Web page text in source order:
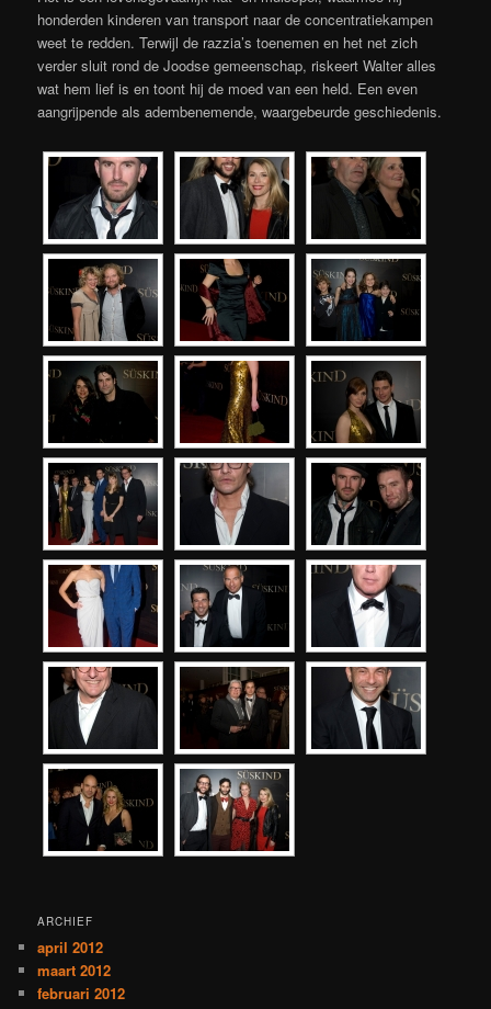
honderden kinderen van transport naar de concentratiekampen
weet te redden. Terwijl de razzia’s toenemen en het net zich
verder sluit rond de Joodse gemeenschap, riskeert Walter alles
wat hem lief is en toont hij de moed van een held. Een even
aangrijpende als adembenemende, waargebeurde geschiedenis.
ARCHIEF
april 2012
maart 2012
februari 2012